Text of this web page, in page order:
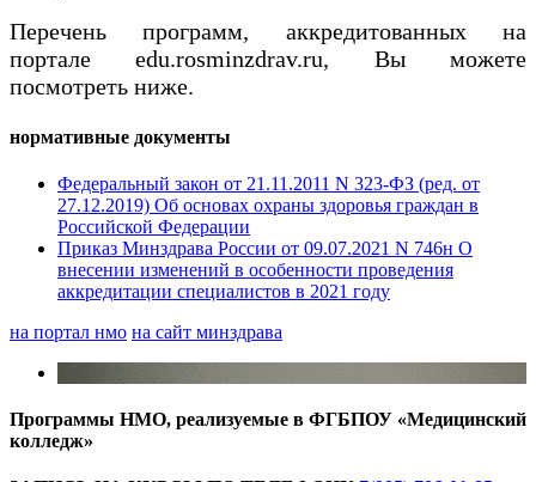
Перечень программ, аккредитованных на
портале edu.rosminzdrav.ru, Вы можете
посмотреть ниже.
нормативные документы
Федеральный закон от 21.11.2011 N 323-ФЗ (ред. от
27.12.2019) Об основах охраны здоровья граждан в
Российской Федерации
Приказ Минздрава России от 09.07.2021 N 746н О
внесении изменений в особенности проведения
аккредитации специалистов в 2021 году
на портал нмо на сайт минздрава
Программы НМО, реализуемые в ФГБПОУ «Медицинский
колледж»